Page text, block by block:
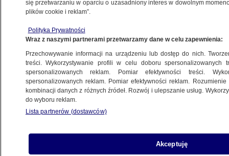
godziny". Politycy o reakcji na alkotubki
6.10.2024, 12:38
Udostępnij
się przetwarzaniu w oparciu o uzasadniony interes w dowolnym
plików cookie i reklam”.
Polityka Prywatności
Wraz z naszymi partnerami przetwarzamy dane w celu zapewnienia:
Przechowywanie informacji na urządzeniu lub dostęp do nich.
treści. Wykorzystywanie profili w celu doboru spersonalizowanych
spersonalizowanych reklam. Pomiar efektywności treści.
spersonalizowanych reklam. Pomiar efektywności reklam.
kombinacji danych z różnych źródeł. Rozwój i ulepszanie usług.
do wyboru reklam.
Lista partnerów (dostawców)
Akceptuję